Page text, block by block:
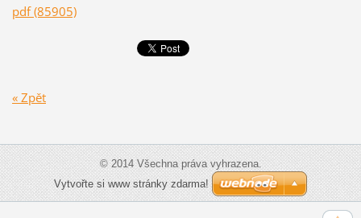
pdf (85905)
« Zpět
© 2014 Všechna práva vyhrazena.
Vytvořte si www stránky zdarma!